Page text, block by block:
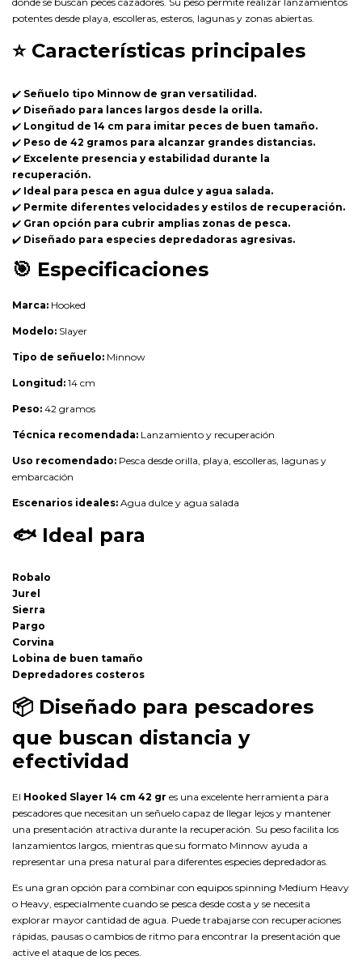
potentes desde playa, escolleras, esteros, lagunas y zonas abiertas.
⭐ Características principales
✔️ Señuelo tipo Minnow de gran versatilidad.
✔️ Diseñado para lances largos desde la orilla.
✔️ Longitud de 14 cm para imitar peces de buen tamaño.
✔️ Peso de 42 gramos para alcanzar grandes distancias.
✔️ Excelente presencia y estabilidad durante la
recuperación.
✔️ Ideal para pesca en agua dulce y agua salada.
✔️ Permite diferentes velocidades y estilos de recuperación.
✔️ Gran opción para cubrir amplias zonas de pesca.
✔️ Diseñado para especies depredadoras agresivas.
🎯 Especificaciones
Marca: Hooked
Modelo: Slayer
Tipo de señuelo: Minnow
Longitud: 14 cm
Peso: 42 gramos
Técnica recomendada: Lanzamiento y recuperación
Uso recomendado: Pesca desde orilla, playa, escolleras, lagunas y
embarcación
Escenarios ideales: Agua dulce y agua salada
🐟 Ideal para
Robalo
Jurel
Sierra
Pargo
Corvina
Lobina de buen tamaño
Depredadores costeros
📦 Diseñado para pescadores
que buscan distancia y
efectividad
El Hooked Slayer 14 cm 42 gr es una excelente herramienta para
pescadores que necesitan un señuelo capaz de llegar lejos y mantener
una presentación atractiva durante la recuperación. Su peso facilita los
lanzamientos largos, mientras que su formato Minnow ayuda a
representar una presa natural para diferentes especies depredadoras.
Es una gran opción para combinar con equipos spinning Medium Heavy
o Heavy, especialmente cuando se pesca desde costa y se necesita
explorar mayor cantidad de agua. Puede trabajarse con recuperaciones
rápidas, pausas o cambios de ritmo para encontrar la presentación que
active el ataque de los peces.